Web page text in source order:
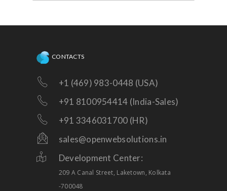
CONTACTS
+1 (469) 983-0448 (USA)
+91 8100954414 (India-Sales)
+91 3346031700 (HR)
sales@openwebsolutions.in
Development Center:
209 A Canal Street, Laketown, Kolkata
-700048